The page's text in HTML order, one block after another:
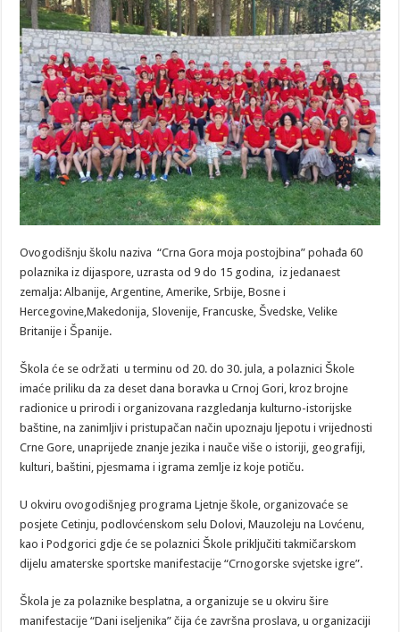
Ovogodišnju školu naziva “Crna Gora moja postojbina” pohađa 60
polaznika iz dijaspore, uzrasta od 9 do 15 godina, iz jedanaest
zemalja: Albanije, Argentine, Amerike, Srbije, Bosne i
Hercegovine,Makedonija, Slovenije, Francuske, Švedske, Velike
Britanije i Španije.
Škola će se održati u terminu od 20. do 30. jula, a polaznici Škole
imaće priliku da za deset dana boravka u Crnoj Gori, kroz brojne
radionice u prirodi i organizovana razgledanja kulturno-istorijske
baštine, na zanimljiv i pristupačan način upoznaju ljepotu i vrijednosti
Crne Gore, unaprijede znanje jezika i nauče više o istoriji, geografiji,
kulturi, baštini, pjesmama i igrama zemlje iz koje potiču.
U okviru ovogodišnjeg programa Ljetnje škole, organizovaće se
posjete Cetinju, podlovćenskom selu Dolovi, Mauzoleju na Lovćenu,
kao i Podgorici gdje će se polaznici Škole priključiti takmičarskom
dijelu amaterske sportske manifestacije “Crnogorske svjetske igre”.
Škola je za polaznike besplatna, a organizuje se u okviru šire
manifestacije “Dani iseljenika” čija će završna proslava, u organizaciji